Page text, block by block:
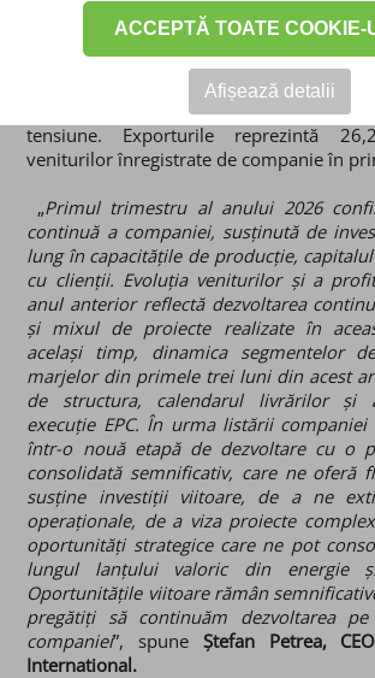
ACCEPTĂ TOATE COOKIE-
Afișează detalii
infrastructură și energie
exporturile și participarea la
derulate prin licitații, inclusiv prin
reconstrucției energetice a
producția de echipamente electrice
tensiune. Exporturile reprezintă
veniturilor înregistrate de companie în
„Primul trimestru al anului 2026
continuă a companiei, susținută de
lung în capacitățile de producție,
cu clienții. Evoluția veniturilor și a
anul anterior reflectă dezvoltarea
și mixul de proiecte realizate în
același timp, dinamica segmentelor
marjelor din primele trei luni din acest
de structura, calendarul livrărilor și
execuție EPC. În urma listării
într-o nouă etapă de dezvoltare cu o
consolidată semnificativ, care ne oferă
susține investiții viitoare, de a ne
operaționale, de a viza proiecte
oportunități strategice care ne pot
lungul lanțului valoric din energie
Oportunitățile viitoare rămân
pregătiți să continuăm dezvoltarea
companiei”, spune Ștefan Petrea,
International.